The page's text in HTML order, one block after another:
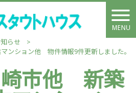
MENU
らせ
>
ンション他 物件情報9件更新しました。
崎市他 新築